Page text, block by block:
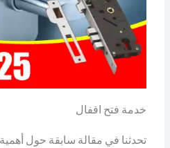
خدمة فتح اقفال
تحدثنا في مقالة سابقة حول